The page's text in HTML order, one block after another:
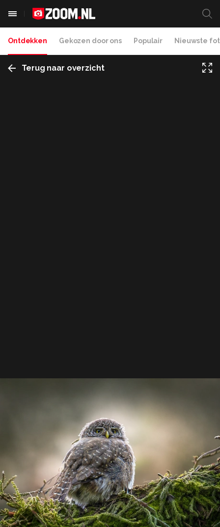
Ontdekken Gekozen door ons Populair Nieuwste
Terug naar overzicht